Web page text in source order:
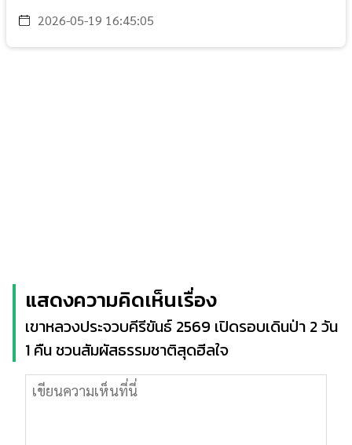
2026-05-19 16:45:05
แสดงความคิดเห็นเรื่อง
เขาหลวงประจวบคีรีขันธ์ 2569 เปิดรอบเดินป่า 2 วัน
1 คืน ชวนสัมผัสธรรมชาติสุดฮีลใจ